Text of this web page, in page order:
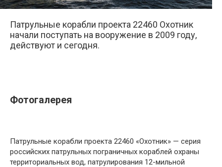
Патрульные корабли проекта 22460 Охотник
начали поступать на вооружение в 2009 году,
действуют и сегодня.
Фотогалерея
Патрульные корабли проекта 22460 «Охотник» — серия
российских патрульных пограничных кораблей охраны
территориальных вод, патрулирования 12-мильной